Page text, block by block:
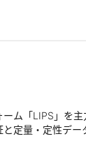
ム「LIPS」を
定量・定性デー